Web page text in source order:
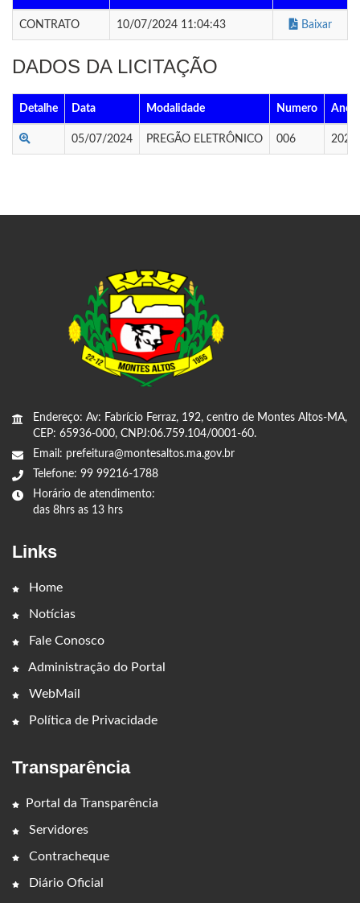
CONTRATO 10/07/2024 11:04:43 Baixar
DADOS DA LICITAÇÃO
Detalhe Data Modalidade Numero Ano
05/07/2024 PREGÃO ELETRÔNICO 006 2024
Endereço: Av: Fabrício Ferraz, 192, centro de Montes Altos-MA,
CEP: 65936-000, CNPJ:06.759.104/0001-60.
Email: prefeitura@montesaltos.ma.gov.br
Telefone: 99 99216-1788
Horário de atendimento:
das 8hrs as 13 hrs
Links
Home
Notícias
Fale Conosco
Administração do Portal
WebMail
Política de Privacidade
Transparência
Portal da Transparência
Servidores
Contracheque
Diário Oficial